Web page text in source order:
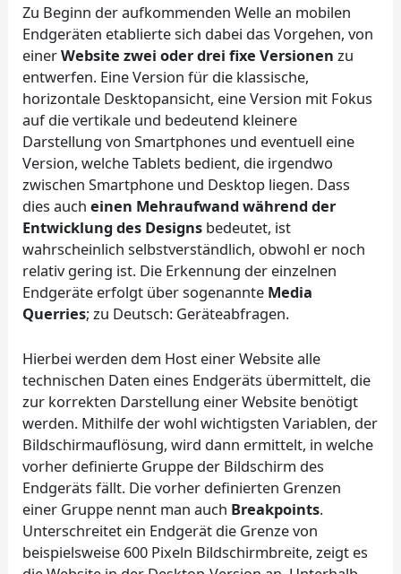
Zu Beginn der aufkommenden Welle an mobilen
Endgeräten etablierte sich dabei das Vorgehen, von
einerWebsite zwei oder drei fixe Versionen zu
entwerfen. Eine Version für die klassische,
horizontale Desktopansicht, eine Version mit Fokus
auf die vertikale und bedeutend kleinere
Darstellung von Smartphones und eventuell eine
Version, welche Tablets bedient, die irgendwo
zwischen Smartphone und Desktop liegen. Dass
dies aucheinen Mehraufwand während der
Entwicklung des Designs bedeutet, ist
wahrscheinlich selbstverständlich, obwohl er noch
relativ gering ist. Die Erkennung der einzelnen
Endgeräte erfolgt über sogenannte Media
Querries; zu Deutsch: Geräteabfragen.
Hierbei werden dem Host einer Website alle
technischen Daten eines Endgeräts übermittelt, die
zur korrekten Darstellung einer Website benötigt
werden. Mithilfe der wohl wichtigsten Variablen, der
Bildschirmauflösung, wird dann ermittelt, in welche
vorher definierte Gruppe der Bildschirm des
Endgeräts fällt. Die vorher definierten Grenzen
einer Gruppe nennt man auch Breakpoints.
Unterschreitet ein Endgerät die Grenze von
beispielsweise 600 Pixeln Bildschirmbreite, zeigt es